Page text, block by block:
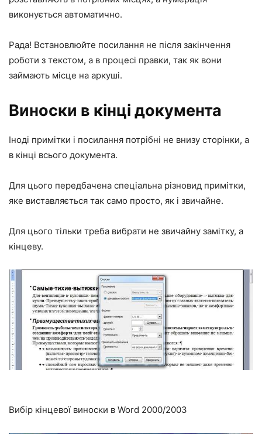
виконується автоматично.
Рада! Встановлюйте посилання не після закінчення
роботи з текстом, а в процесі правки, так як вони
займають місце на аркуші.
Виноски в кінці документа
Іноді примітки і посилання потрібні не внизу сторінки, а
в кінці всього документа.
Для цього передбачена спеціальна різновид примітки,
яке виставляється так само просто, як і звичайне.
Для цього тільки треба вибрати не звичайну замітку, а
кінцеву.
Вибір кінцевої виноски в Word 2000/2003